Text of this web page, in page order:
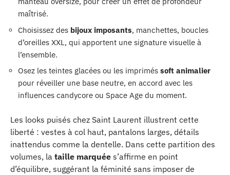
maîtrisé.
Choisissez des bijoux imposants, manchettes, boucles
d’oreilles XXL, qui apportent une signature visuelle à
l’ensemble.
Osez les teintes glacées ou les imprimés soft animalier
pour réveiller une base neutre, en accord avec les
influences candycore ou Space Age du moment.
Les looks puisés chez Saint Laurent illustrent cette
liberté : vestes à col haut, pantalons larges, détails
inattendus comme la dentelle. Dans cette partition des
volumes, la taille marquée s’affirme en point
d’équilibre, suggérant la féminité sans imposer de